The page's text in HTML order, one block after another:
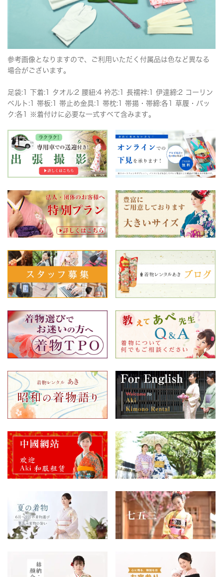
参考画像となりますので、ご利用いただく付属品は色など異なる
場合がございます。
足袋:1 下着:1 タオル:2 腰紐:4 衿芯:1 長襦袢:1 伊達締:2 コーリン
ベルト:1 帯板:1 帯止め金具:1 帯枕:1 帯揚・帯締:各1 草履・バッ
ク:各1 ※着付けに必要な一式すべて含みます。